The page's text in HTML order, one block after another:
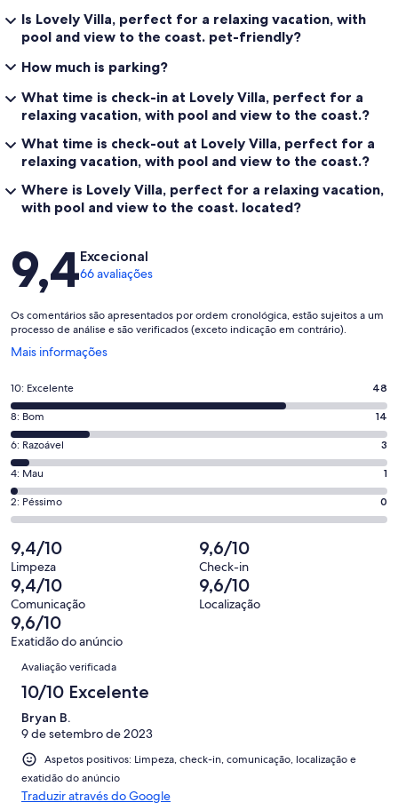
Is Lovely Villa, perfect for a relaxing vacation, with
pool and view to the coast. pet-friendly?
How much is parking?
What time is check-in at Lovely Villa, perfect for a
relaxing vacation, with pool and view to the coast.?
What time is check-out at Lovely Villa, perfect for a
relaxing vacation, with pool and view to the coast.?
Where is Lovely Villa, perfect for a relaxing vacation,
with pool and view to the coast. located?
Avaliações
9,4Excecional
66 avaliações
Os comentários são apresentados por ordem cronológica, estão sujeitos a um
processo de análise e são verificados (exceto indicação em contrário).
Mais informações
Abre
nova
janela
Pontuação
de
10,
o
que
significa
“Excelente”.
48
de
66
avaliações.
10: Excelente 48
Pontuação
de
8,
o
que
significa
“Bom”.
14
de
66
avaliações.
8: Bom 14
Pontuação
de
6,
o
que
significa
“Razoável”.
3
de
66
avaliações.
6: Razoável 3
Pontuação
de
4,
que
significa
“Mau”.
1
de
66
avaliações.
4: Mau 1
Pontuação
de
2,
o
que
significa
“Péssimo”.
0
de
66
avaliações.
2: Péssimo 0
9,4/10
Limpeza
9,6/10
Check-in
9,4/10
Comunicação
9,6/10
Localização
9,6/10
Exatidão do anúncio
Avaliações
Avaliação verificada
10/10 Excelente
Bryan B.
9 de setembro de 2023
Aspetos positivos: Limpeza, check-in, comunicação, localização e
exatidão do anúncio
Traduzir através do Google